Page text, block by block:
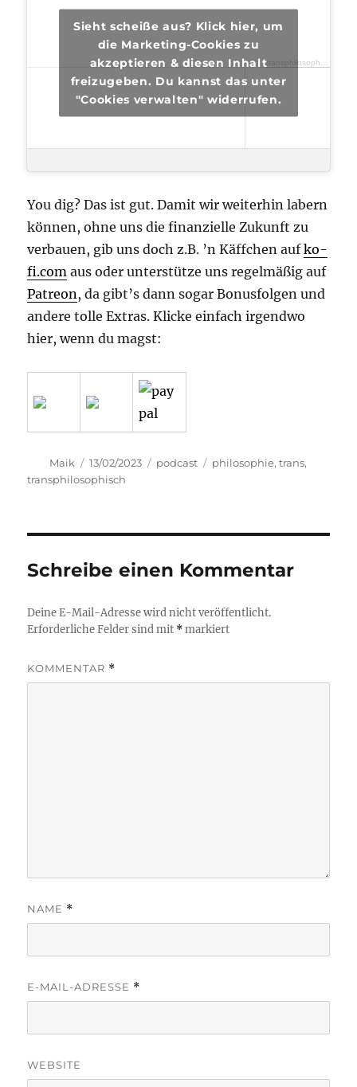
transphilosophisch
Sieht scheiße aus? Klick hier, um
die Marketing-Cookies zu
akzeptieren & diesen Inhalt
freizugeben. Du kannst das unter
"Cookies verwalten" widerrufen.
You dig? Das ist gut. Damit wir weiterhin labern
können, ohne uns die finanzielle Zukunft zu
verbauen, gib uns doch z.B. ’n Käffchen aufko-
fi.com aus oder unterstütze uns regelmäßig auf
Patreon, da gibt’s dann sogar Bonusfolgen und
andere tolle Extras. Klicke einfach irgendwo
hier, wenn du magst:
Autor
Maik
Veröffentlicht
am
13/02/2023 Kategorien
podcast Schlagwörter
philosophie,trans,
transphilosophisch
Schreibe einen Kommentar
Deine E-Mail-Adresse wird nicht veröffentlicht.
Erforderliche Felder sind mit *markiert
KOMMENTAR *
NAME *
E-MAIL-ADRESSE *
WEBSITE